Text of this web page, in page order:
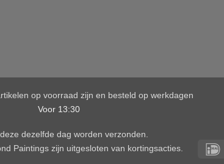
op voorraad zijn en besteld op werkdagen
Voor 13:30
dezelfde dag worden verzonden.
Paintings zijn uitgesloten van kortingsacties.